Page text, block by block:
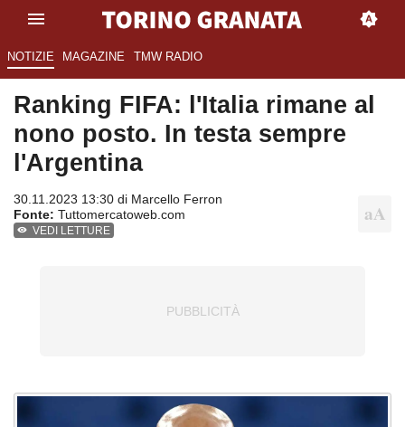
NOTIZIE MAGAZINE TMW RADIO
Ranking FIFA: l'Italia rimane al
nono posto. In testa sempre
l'Argentina
30.11.2023 13:30 di Marcello Ferron
Fonte: Tuttomercatoweb.com
VEDI LETTURE